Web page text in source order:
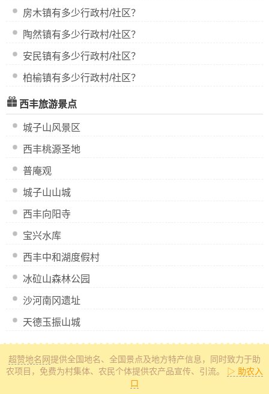
房木镇有多少行政村/社区？
陶然镇有多少行政村/社区？
安民镇有多少行政村/社区？
柏榆镇有多少行政村/社区？
西丰旅游景点
城子山风景区
西丰桃源圣地
普庵观
城子山山城
西丰向阳寺
宝兴水库
西丰中和湖度假村
冰砬山森林公园
沙河南冈遗址
天德玉振山城
超赞地名网提供全国地名、全国景点及地方特产信息 ，同时致力于助
农项目，免费为村集体、农民个体提供农产品宣传、引流。
▷ 助农入
口